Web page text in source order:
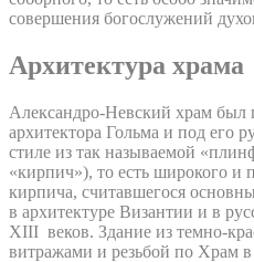
совершения богослужений
Архитектура храма
Александро-Невский храм был
архитектора Гольма и под его
стиле из так называемой
«кирпич»), то есть широкого и
кирпича, считавшегося
в архитектуре Византии и в
XIII веков. Здание из темно-
витражами и резьбой по Храм в